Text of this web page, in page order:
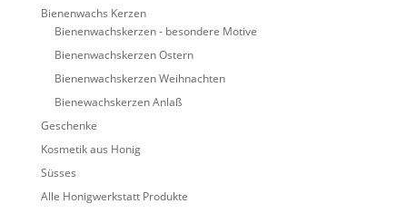
Bienenwachs Kerzen
Bienenwachskerzen - besondere Motive
Bienenwachskerzen Ostern
Bienenwachskerzen Weihnachten
Bienewachskerzen Anlaß
Geschenke
Kosmetik aus Honig
Süsses
Alle Honigwerkstatt Produkte